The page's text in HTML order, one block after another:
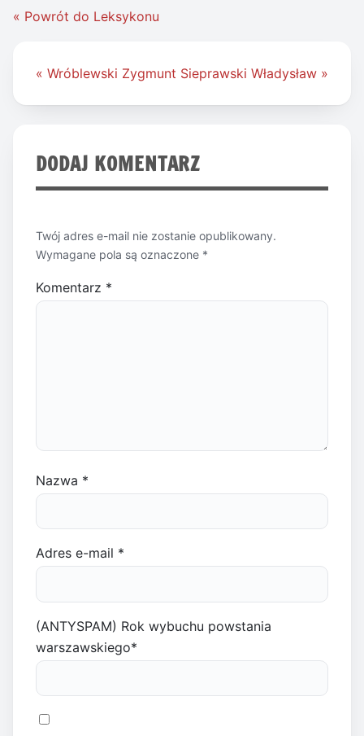
« Powrót do Leksykonu
Nawigacja
« Wróblewski Zygmunt Sieprawski Władysław »
DODAJ KOMENTARZ
Twój adres e-mail nie zostanie opublikowany.
Wymagane pola są oznaczone *
Komentarz *
Nazwa *
Adres e-mail *
(ANTYSPAM) Rok wybuchu powstania
warszawskiego*